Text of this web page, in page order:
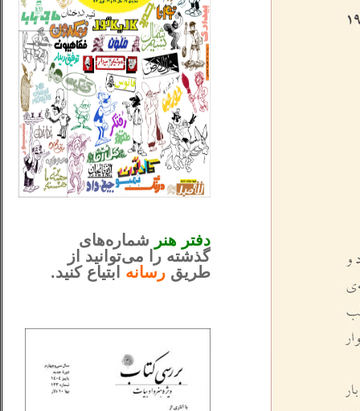
دفتر هنر شماره‌های
گذشته را می‌توانید از
طریق رسانه ابتیاع کنید.